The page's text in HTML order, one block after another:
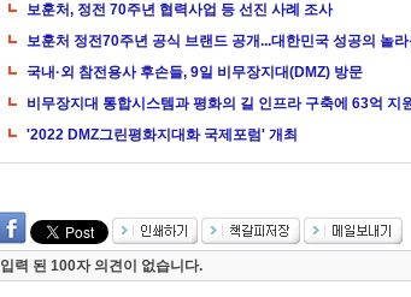
보훈처, 정전 70주년 협력사업 등 선진 사례 조사
보훈처 정전70주년 공식 브랜드 공개...대한민국 성공의 놀
국내·외 참전용사 후손들, 9일 비무장지대(DMZ) 방문
비무장지대 통합시스템과 평화의 길 인프라 구축에 63억 지
'2022 DMZ그린평화지대화 국제포럼' 개최
입력 된 100자 의견이 없습니다.